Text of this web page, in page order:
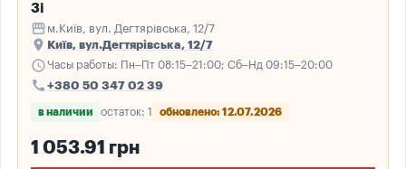
3і
storefront м.Київ, вул. Дегтярівська, 12/7
place Київ, вул.Дегтярівська, 12/7
scheduleЧасы работы: Пн–Пт 08:15–21:00; Сб–Нд 09:15–20:00
call +380 50 347 02 39
в наличии остаток: 1 обновлено: 12.07.2026
1 053.91 грн